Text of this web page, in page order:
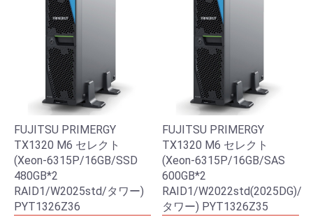
FUJITSU PRIMERGY
TX1320 M6 セレクト
(Xeon-6315P/16GB/SSD
480GB*2
RAID1/W2025std/タワー)
PYT1326Z36
FUJITSU PRIMERGY
TX1320 M6 セレクト
(Xeon-6315P/16GB/SAS
600GB*2
RAID1/W2022std(2025DG)/
タワー) PYT1326Z35